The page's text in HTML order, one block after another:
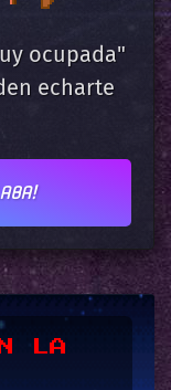
ocupada"
echarte